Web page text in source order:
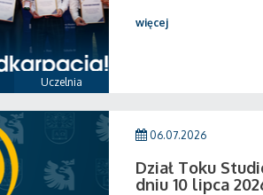
Uczelnia
więcej
06.07.2026
Dział Toku
dniu 10 lipca